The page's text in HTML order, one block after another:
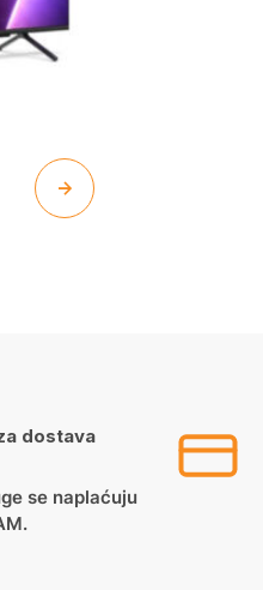
dostava
se naplaćuju